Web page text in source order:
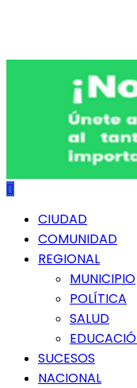
Menú
principal
CIUDAD
COMUNIDAD
REGIONAL
MUNICIPIO
POLÍTICA
SALUD
SUCESOS
NACIONAL